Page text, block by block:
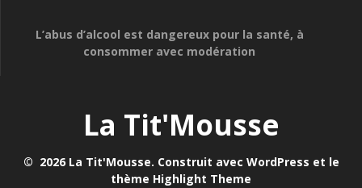
L’abus d’alcool est dangereux pour la santé, à
consommer avec modération
La Tit'Mousse
© 2026 La Tit'Mousse. Construit avec WordPress et le
thème Highlight Theme